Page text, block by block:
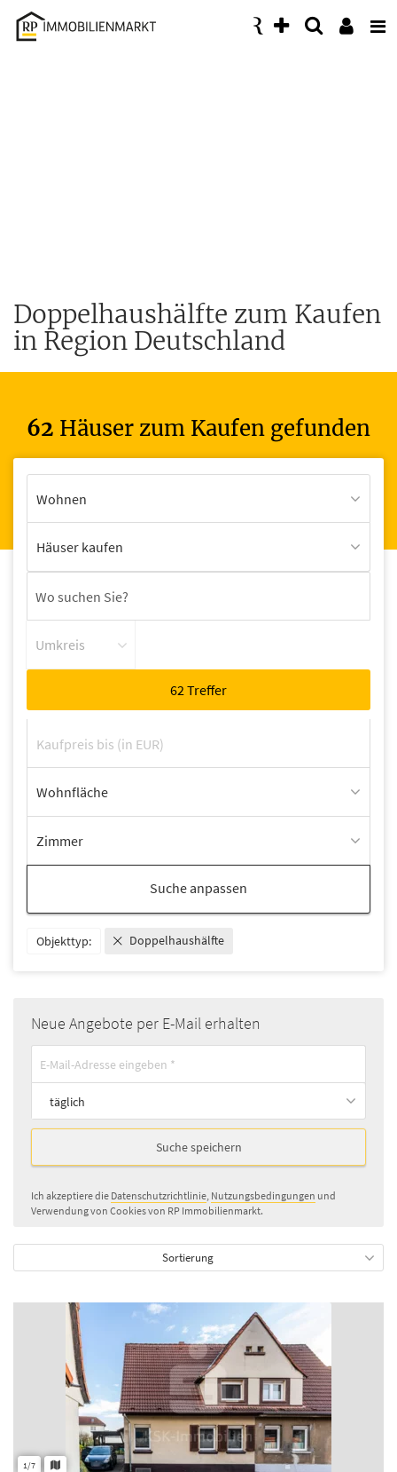
Accessibility
Modus
Doppelhaushälfte zum Kaufen
in Region Deutschland
62 Häuser zum Kaufen gefunden
Wohnen
Häuser kaufen
Umkreis
Wohnfläche
Zimmer
Suche anpassen
Objekttyp: Doppelhaushälfte
Neue Angebote per E-Mail erhalten
täglich
Suche speichern
Ich akzeptiere die Datenschutzrichtlinie, Nutzungsbedingungen und
Verwendung von Cookies von RP Immobilienmarkt.
Sortierung
1/7